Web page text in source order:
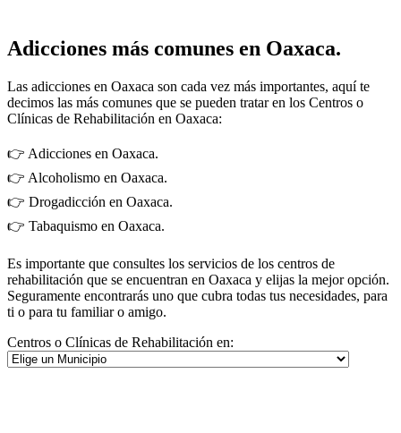
Adicciones más comunes en Oaxaca.
Las adicciones en Oaxaca son cada vez más importantes, aquí te
decimos las más comunes que se pueden tratar en los Centros o
Clínicas de Rehabilitación en Oaxaca:
👉 Adicciones en Oaxaca.
👉 Alcoholismo en Oaxaca.
👉 Drogadicción en Oaxaca.
👉 Tabaquismo en Oaxaca.
Es importante que consultes los servicios de los centros de
rehabilitación que se encuentran en Oaxaca y elijas la mejor opción.
Seguramente encontrarás uno que cubra todas tus necesidades, para
ti o para tu familiar o amigo.
Centros o Clínicas de Rehabilitación en: